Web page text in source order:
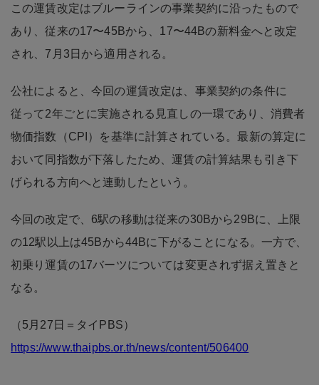
この運賃改定はブルーラインの事業契約に沿ったもので
あり、従来の17〜45Bから、17〜44Bの新料金へと改定
され、7月3日から適用される。
公社によると、今回の運賃改定は、事業契約の条件に
従って2年ごとに実施される見直しの一環であり、消費者
物価指数（CPI）を基準に計算されている。最新の算定に
おいて同指数が下落したため、運賃の計算結果も引き下
げられる方向へと連動したという。
今回の改定で、6駅の移動は従来の30Bから29Bに、上限
の12駅以上は45Bから44Bに下がることになる。一方で、
初乗り運賃の17バーツについては変更されず据え置きと
なる。
（5月27日＝タイPBS）
https://www.thaipbs.or.th/news/content/506400